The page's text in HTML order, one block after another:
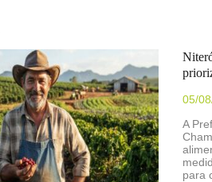
05/
A
para